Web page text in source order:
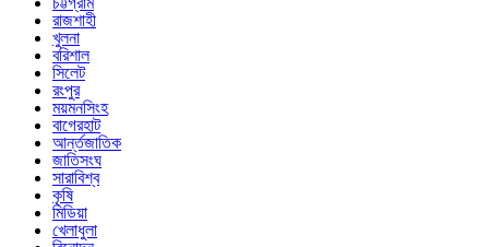
রাজশাহী
খুলনা
বরিশাল
সিলেট
রংপুর
ময়মনসিংহ
বাগেরহাট
আর্ন্তজাতিক
জাতিসংঘ
সারাবিশ্ব
কৃষি
মিডিয়া
খেলাধুলা